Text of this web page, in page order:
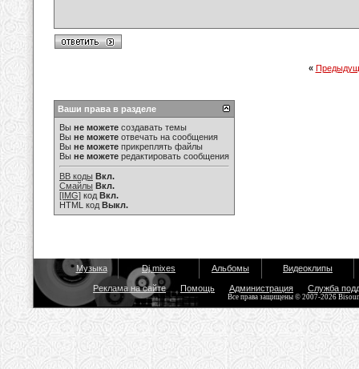
«
Ваши права в разделе
Вы не можете создавать темы
Вы не можете отвечать на сообщения
Вы не можете прикреплять файлы
Вы не можете редактировать сообщения
BB коды Вкл.
Смайлы Вкл.
[IMG] код Вкл.
HTML код Выкл.
Музыка Dj mixes Альбомы Видеоклипы
Реклама на сайте Помощь Администрация Служба
Все права защищены © 2007-2026